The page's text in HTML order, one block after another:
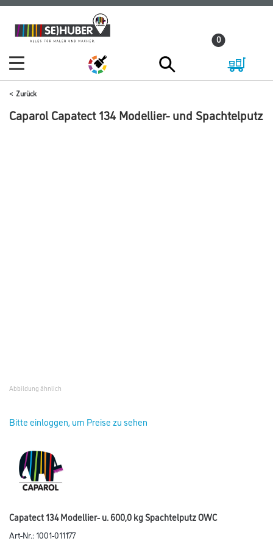
Zum
Inhalt
Zum
Navigationsmenü
0
Zurück
Caparol Capatect 134 Modellier- und Spachtelputz
Abbildung ähnlich
Bitte einloggen, um Preise zu sehen
Capatect 134 Modellier- u. 600,0 kg Spachtelputz OWC
Art-Nr.:1001-011177